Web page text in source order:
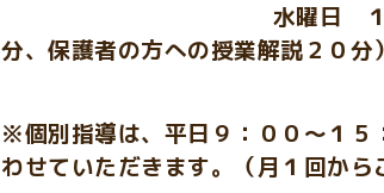
水曜日 １４：００～
分、保護者の方への授業解説２０分
※個別指導は、平日９：００～１５
わせていただきます。（月１回から